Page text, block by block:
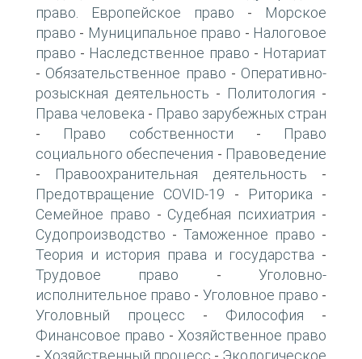
право. Европейское право -
Морское
право - Муниципальное право - Налоговое
право - Наследственное право - Нотариат
- Обязательственное право - Оперативно-
розыскная деятельность - Политология -
Права человека - Право зарубежных стран
- Право собственности -
Право
социального обеспечения - Правоведение
- Правоохранительная деятельность -
Предотвращение COVID-19 - Риторика -
Семейное право - Судебная психиатрия -
Судопроизводство - Таможенное право -
Теория и история права и государства -
Трудовое право -Уголовно-
исполнительное право - Уголовное право -
Уголовный процесс - Философия -
Финансовое право - Хозяйственное право
Хозяйственный процесс Экологическое